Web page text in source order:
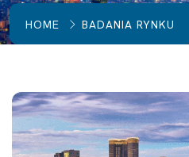
HOME BADANIA RYNKU